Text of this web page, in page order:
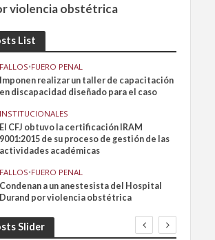
violencia obstétrica
List
FALLOS•FUERO PENAL
Imponen realizar un taller de capacitación
en discapacidad diseñado para el caso
INSTITUCIONALES
El CFJ obtuvo la certificación IRAM
9001:2015 de su proceso de gestión de las
actividades académicas
FALLOS•FUERO PENAL
Condenan a un anestesista del Hospital
Durand por violencia obstétrica
Slider